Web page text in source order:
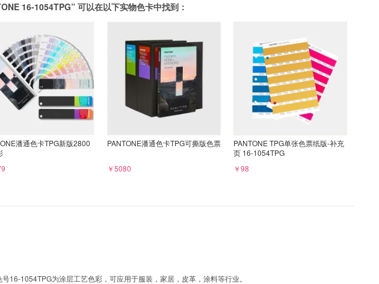
16-1054TPG” 可以在以下实物色卡中找到：
潘通色卡TPG新版2800
PANTONE潘通色卡TPG可撕版色票
￥5080
PANTONE TPG单张色票纸版-补充
页 16-1054TPG
￥98
16-1054TPG为涂层工艺色彩，可应用于服装，家居，皮革，涂料等行业。